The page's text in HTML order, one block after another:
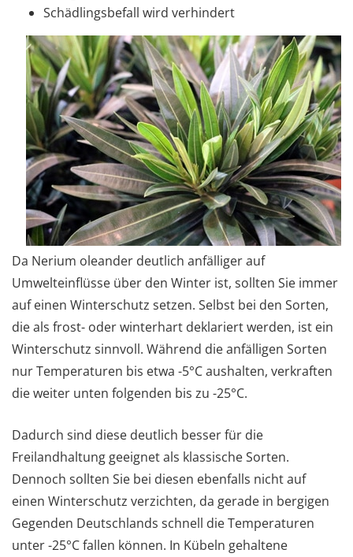
Schädlingsbefall wird verhindert
Da Nerium oleander deutlich anfälliger auf
Umwelteinflüsse über den Winter ist, sollten Sie immer
auf einen Winterschutz setzen. Selbst bei den Sorten,
die als frost- oder winterhart deklariert werden, ist ein
Winterschutz sinnvoll. Während die anfälligen Sorten
nur Temperaturen bis etwa -5°C aushalten, verkraften
die weiter unten folgenden bis zu -25°C.
Dadurch sind diese deutlich besser für die
Freilandhaltung geeignet als klassische Sorten.
Dennoch sollten Sie bei diesen ebenfalls nicht auf
einen Winterschutz verzichten, da gerade in bergigen
Gegenden Deutschlands schnell die Temperaturen
unter -25°C fallen können. In Kübeln gehaltene